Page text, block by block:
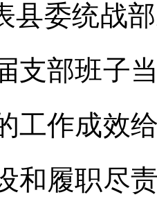
县委统战
支部班子
工作成效
和履职尽